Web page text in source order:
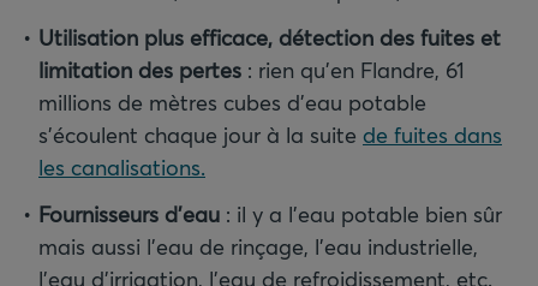
Utilisation plus efficace, détection des fuites et
limitation des pertes : rien qu’en Flandre, 61
millions de mètres cubes d’eau potable
s’écoulent chaque jour à la suite de fuites dans
les canalisations.
Fournisseurs d’eau : il y a l’eau potable bien sûr
mais aussi l’eau de rinçage, l’eau industrielle,
l’eau d’irrigation, l’eau de refroidissement, etc.